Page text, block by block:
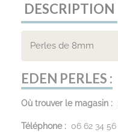
DESCRIPTION
Perles de 8mm
EDEN PERLES :
Où trouver le magasin :
Téléphone : 06 62 34 56